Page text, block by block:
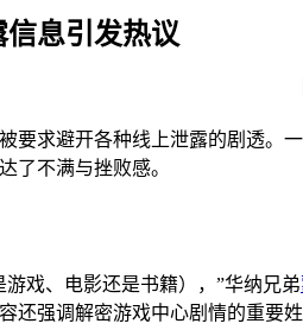
信息引发热议
要求避开各种线上泄露的剧透。
了不满与挫败感。
戏、电影还是书籍），”华纳兄弟
还强调解密游戏中心剧情的重要